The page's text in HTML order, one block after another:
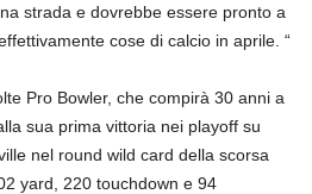
strada e dovrebbe essere pronto a
cose di calcio in aprile. “
Pro Bowler, che compirà 30 anni a
sua prima vittoria nei playoff su
nel round wild card della scorsa
yard, 220 touchdown e 94